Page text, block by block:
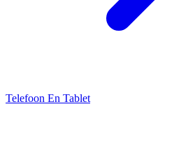
Telefoon En Tablet